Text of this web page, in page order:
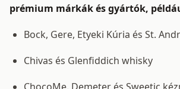
prémium márkák és gyártók,
Bock, Gere, Etyeki Kúria és St.
Chivas és Glenfiddich whisky
ChocoMe, Demeter és Sweetic